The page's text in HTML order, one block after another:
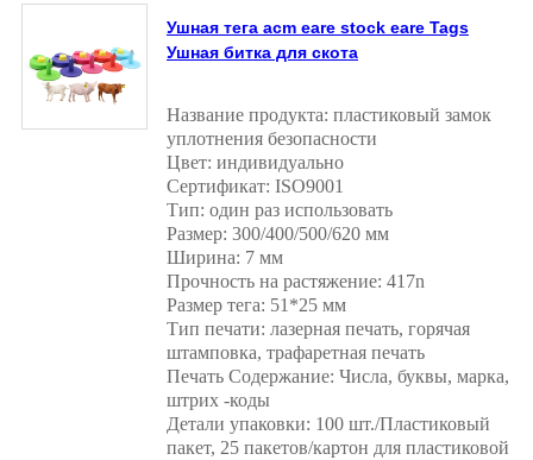
Ушная тега acm eare stock eare Tags
Ушная битка для скота
Название продукта: пластиковый замок
уплотнения безопасности
Цвет: индивидуально
Сертификат: ISO9001
Тип: один раз использовать
Размер: 300/400/500/620 мм
Ширина: 7 мм
Прочность на растяжение: 417n
Размер тега: 51*25 мм
Тип печати: лазерная печать, горячая
штамповка, трафаретная печать
Печать Содержание: Числа, буквы, марка,
штрих -коды
Детали упаковки: 100 шт./Пластиковый
пакет, 25 пакетов/картон для пластиковой